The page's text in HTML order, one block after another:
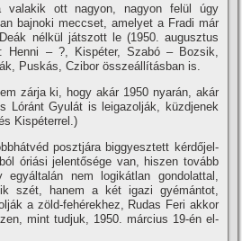
ott nagyon, nagyon felül úgy
bajnoki meccset, amelyet a Fra­di már
nélkül játszott le (1950. augusztus
Henni – ?, Kispéter, Szabó – Bozsik,
Puskás, Czibor összeállí­tásban is.
zárja ki, hogy akár 1950 nyarán, akár
Lóránt Gyu­lát is leigazolják, küzdjenek
Kispéterrel.)
posztjára biggyesztett kérdőjel­
óriási jelentősége van, hiszen tovább
nem logikátlan gondolattal,
szét, hanem a két igazi gyémántot,
a zöld-fehérekhez, Rudas Feri akkor
mint tudjuk, 1950. március 19-én el­